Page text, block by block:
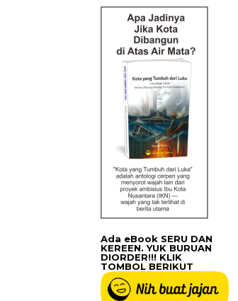
Ada eBook SERU DAN
KEREEN. YUK BURUAN
DIORDER!!! KLIK
TOMBOL BERIKUT